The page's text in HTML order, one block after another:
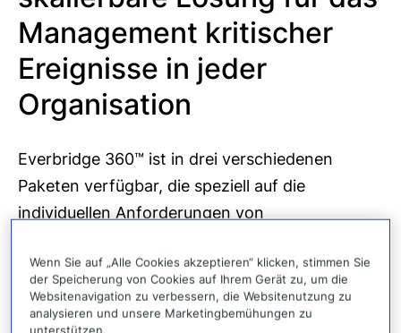
Management kritischer
Ereignisse in jeder
Organisation
Everbridge 360™ ist in drei verschiedenen
Paketen verfügbar, die speziell auf die
individuellen Anforderungen von
unabhängig von deren Größe oder Komplexität.
Laden Sie unsere detaillierte Nutzenmatrix
herunter, um herauszufinden, welche Version
Wenn Sie auf „Alle Cookies akzeptieren“ klicken, stimmen Sie
der Speicherung von Cookies auf Ihrem Gerät zu, um die
Websitenavigation zu verbessern, die Websitenutzung zu
analysieren und unsere Marketingbemühungen zu